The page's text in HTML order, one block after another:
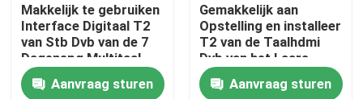
Mpeg4 Vastgestelde Hoogste Doos
DVB T2 H265-ontvanger
Makkelijk te gebruiken
Interface Digitaal T2
van Stb Dvb van de 7
Dagenepg Multitaal
Aanvraag sturen
Gemakkelijk aan
Opstelling en installeer
T2 van de Taalhdmi
Dvb van het Laars
omhoog Radiobeeld
MultiAanvraag sturen